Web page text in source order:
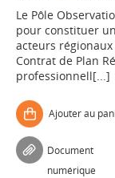
Le Pôle
pour constituer
acteurs
Contrat de Plan
professionnell[...]
Ajouter au
Document
numérique